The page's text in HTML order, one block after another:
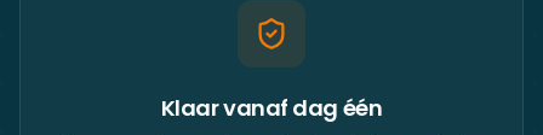
Klaar vanaf dag één